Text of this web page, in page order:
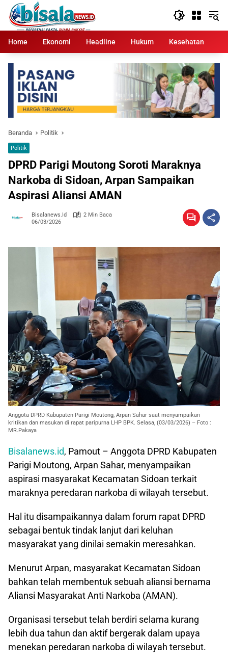
Langsung
konten
Home
Ekonomi Headline Hukum Kesehatan
Beranda Politik
Politik
DPRD Parigi Moutong Soroti Maraknya
Narkoba di Sidoan, Arpan Sampaikan
Aspirasi Aliansi AMAN
Bisalanews.id
2 Min Baca
06/03/2026
Anggota DPRD Kabupaten Parigi Moutong, Arpan Sahar saat menyampaikan
kritikan dan masukan di rapat paripurna LHP BPK. Selasa, (03/03/2026) – Foto :
MR.Pakaya
Bisalanews.id, Pamout – Anggota DPRD Kabupaten
Parigi Moutong, Arpan Sahar, menyampaikan
aspirasi masyarakat Kecamatan Sidoan terkait
maraknya peredaran narkoba di wilayah tersebut.
Hal itu disampaikannya dalam forum rapat DPRD
sebagai bentuk tindak lanjut dari keluhan
masyarakat yang dinilai semakin meresahkan.
Menurut Arpan, masyarakat Kecamatan Sidoan
bahkan telah membentuk sebuah aliansi bernama
Aliansi Masyarakat Anti Narkoba (AMAN).
Organisasi tersebut telah berdiri selama kurang
lebih dua tahun dan aktif bergerak dalam upaya
menekan peredaran narkoba di wilayah tersebut.